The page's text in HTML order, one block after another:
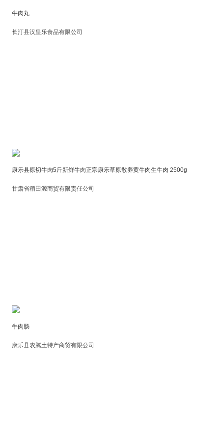
牛肉丸
长汀县汉皇乐食品有限公司
康乐县原切牛肉5斤新鲜牛肉正宗康乐草原散养黄牛肉生牛肉 2500g
甘肃省稻田源商贸有限责任公司
牛肉肠
康乐县农腾土特产商贸有限公司